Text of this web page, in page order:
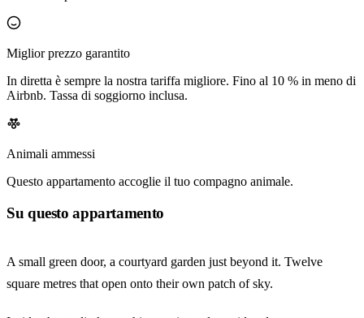
Miglior prezzo garantito
In diretta è sempre la nostra tariffa migliore. Fino al 10 % in meno di
Airbnb. Tassa di soggiorno inclusa.
Animali ammessi
Questo appartamento accoglie il tuo compagno animale.
Su questo appartamento
A small green door, a courtyard garden just beyond it. Twelve
square metres that open onto their own patch of sky.